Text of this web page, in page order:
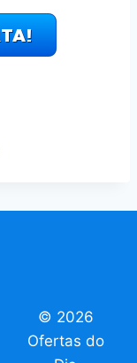
© 2026
Ofertas do